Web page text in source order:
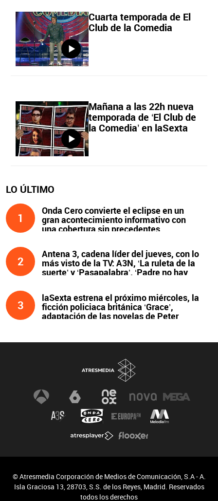
Cuarta temporada de El
Club de la Comedia
Mañana a las 22h nueva
temporada de ‘El Club de
la Comedia’ en laSexta
LO ÚLTIMO
1
Onda Cero convierte el eclipse en un
gran acontecimiento informativo con
una cobertura sin precedentes
2
Antena 3, cadena líder del jueves, con lo
más visto de la TV: A3N, ‘La ruleta de la
suerte’ y ‘Pasapalabra’. ‘Padre no hay
3
laSexta estrena el próximo miércoles, la
ficción policiaca británica ‘Grace’,
adaptación de las novelas de Peter
© Atresmedia Corporación de Medios de Comunicación, S.A - A.
Isla Graciosa 13, 28703, S.S. de los Reyes, Madrid. Reservados
todos los derechos